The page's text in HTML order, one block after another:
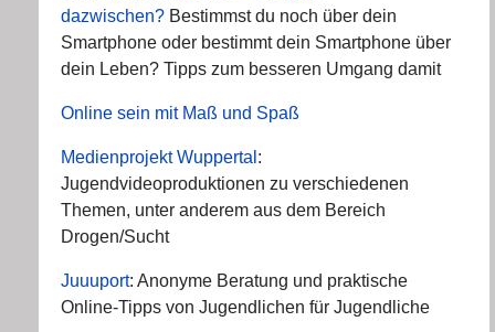
dazwischen? Bestimmst du noch über dein
Smartphone oder bestimmt dein Smartphone über
dein Leben? Tipps zum besseren Umgang damit
Online sein mit Maß und Spaß
Medienprojekt Wuppertal :
Jugendvideoproduktionen zu verschiedenen
Themen, unter anderem aus dem Bereich
Drogen/Sucht
Juuuport: Anonyme Beratung und praktische
Online-Tipps von Jugendlichen für Jugendliche